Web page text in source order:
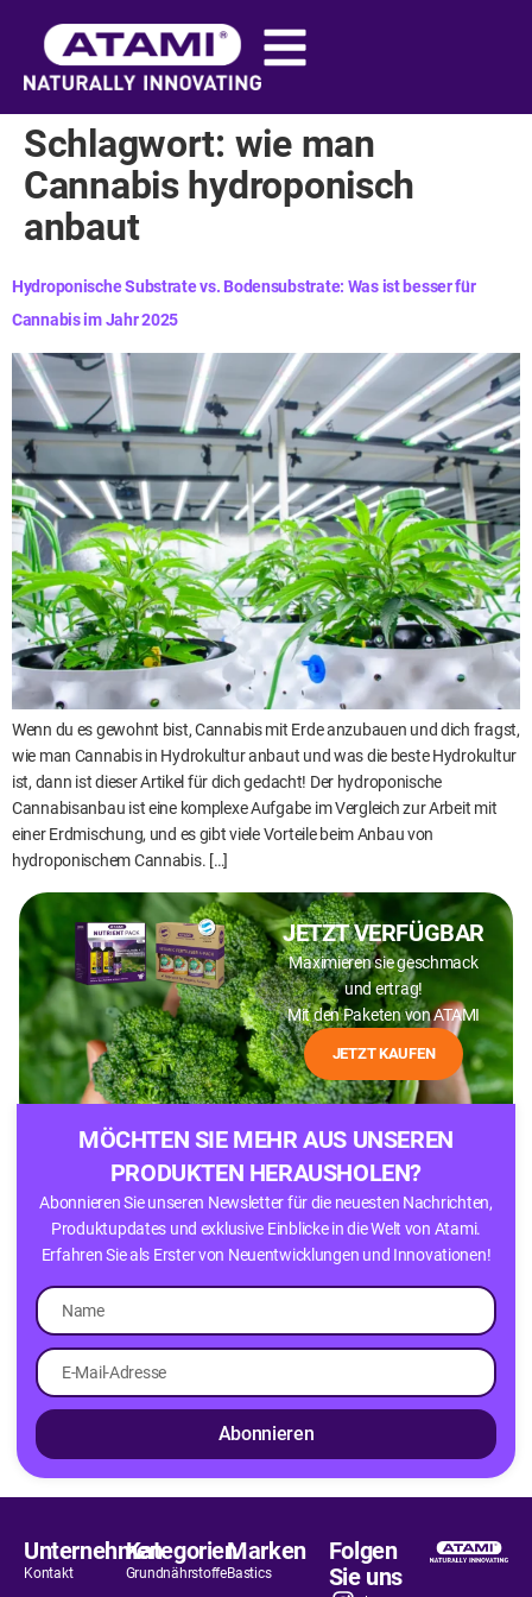
springen
Schlagwort: wie man
Cannabis hydroponisch
anbaut
Hydroponische Substrate vs. Bodensubstrate: Was ist besser für
Cannabis im Jahr 2025
Wenn du es gewohnt bist, Cannabis mit Erde anzubauen und dich fragst,
wie man Cannabis in Hydrokultur anbaut und was die beste Hydrokultur
ist, dann ist dieser Artikel für dich gedacht! Der hydroponische
Cannabisanbau ist eine komplexe Aufgabe im Vergleich zur Arbeit mit
einer Erdmischung, und es gibt viele Vorteile beim Anbau von
hydroponischem Cannabis. […]
JETZT VERFÜGBAR
Maximieren sie geschmack
und ertrag!
Mit den Paketen von ATAMI
JETZT KAUFEN
MÖCHTEN SIE MEHR AUS UNSEREN
PRODUKTEN HERAUSHOLEN?
Abonnieren Sie unseren Newsletter für die neuesten Nachrichten,
Produktupdates und exklusive Einblicke in die Welt von Atami.
Erfahren Sie als Erster von Neuentwicklungen und Innovationen!
Abonnieren
Unternehmen
Kontakt
Kategorien
Grundnährstoffe
Marken
Bastics
Folgen
Sie uns